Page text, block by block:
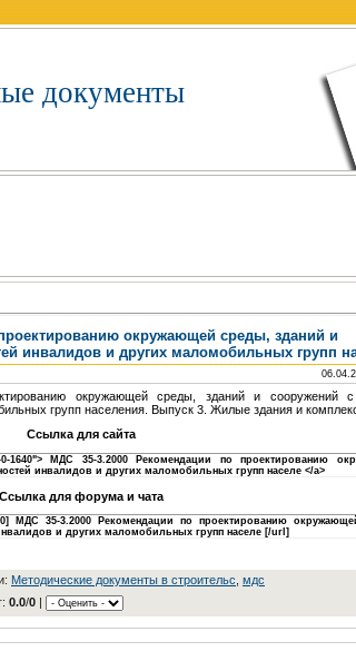
документы
окружающей среды, зданий и
инвалидов и других маломобильных групп
окружающей среды, зданий и сооружений
групп населения. Выпуск 3. Жилые здания и
Ссылка для сайта
0-1640"> МДС 35-3.2000 Рекомендации по проектированию
инвалидов и других маломобильных групп населе </a>
Ссылка для форума и чата
МДС 35-3.2000 Рекомендации по проектированию
и других маломобильных групп населе [/url]
: Методические документы в строительс мдс
: 0.0/0 |